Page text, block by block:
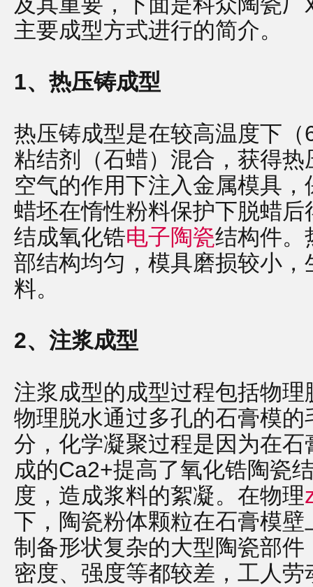
主要成型方式进行的简介。
1、热压铸成型
热压铸成型是在较高温度下
粘结剂（石蜡）混合，获得
空气的作用下注入金属模具
蜡坯在惰性粉料保护下脱蜡
结成氧化锆电子陶瓷结构件。
部结构均匀，模具磨损较小
料。
2、注浆成型
注浆成型的成型过程包括物
物理脱水通过多孔的石膏模
分，化学凝聚过程是因为在
成的Ca2+提高了氧化锆陶瓷
度，造成浆料的絮凝。在物理
下，陶瓷粉体颗粒在石膏模
制备形状复杂的大型陶瓷部
密度、强度等都较差，工人